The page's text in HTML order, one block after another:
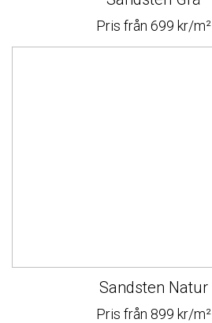
Pris från 699 kr/m²
Sandsten Natur
Pris från 899 kr/m²